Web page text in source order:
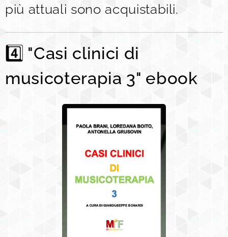
più attuali sono acquistabili.
4️⃣ "Casi clinici di
musicoterapia 3" ebook